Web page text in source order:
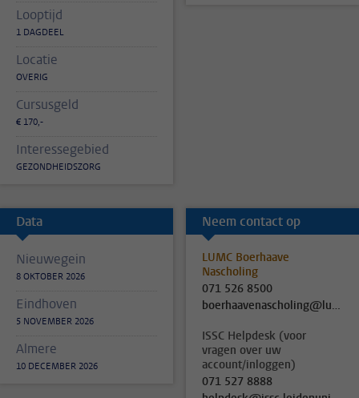
Looptijd
1 DAGDEEL
Locatie
OVERIG
Cursusgeld
€ 170,-
Interessegebied
GEZONDHEIDSZORG
Data
Nieuwegein
8 OKTOBER 2026
Eindhoven
5 NOVEMBER 2026
Almere
10 DECEMBER 2026
Neem contact op
LUMC Boerhaave
Nascholing
071 526 8500
boerhaavenascholing@lumc.nl
ISSC Helpdesk (voor
vragen over uw
account/inloggen)
071 527 8888